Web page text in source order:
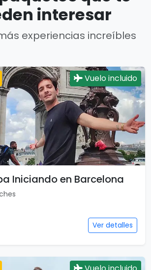
interesar
experiencias increíbles
Vuelo incluido
Iniciando en Barcelona
Ver detalles